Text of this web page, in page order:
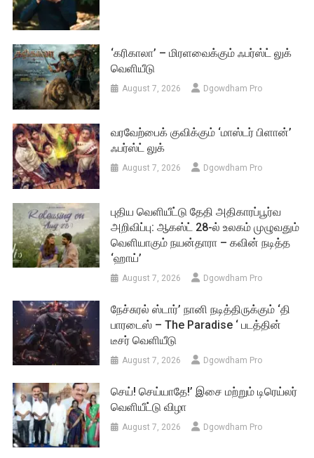
‘கரிகாலா’ – மிரளவைக்கும் ஃபர்ஸ்ட் லுக்
வெளியீடு
August 7, 2026 Dgowdham Pro
வரவேற்பைக் குவிக்கும் ‘மாஸ்டர் பிளான்’
ஃபர்ஸ்ட் லுக்
August 7, 2026 Dgowdham Pro
புதிய வெளியீட்டு தேதி அதிகாரப்பூர்வ
அறிவிப்பு: ஆகஸ்ட் 28-ல் உலகம் முழுவதும்
வெளியாகும் நயன்தாரா – கவின் நடித்த
‘ஹாய்’
August 7, 2026 Dgowdham Pro
நேச்சுரல் ஸ்டார்’ நானி நடித்திருக்கும் ‘தி
பாரடைஸ் – The Paradise ‘ படத்தின்
டீசர் வெளியீடு
August 7, 2026 Dgowdham Pro
செய்! செய்யாதே!’ இசை மற்றும் டிரெய்லர்
வெளியீட்டு விழா
August 7, 2026 Dgowdham Pro